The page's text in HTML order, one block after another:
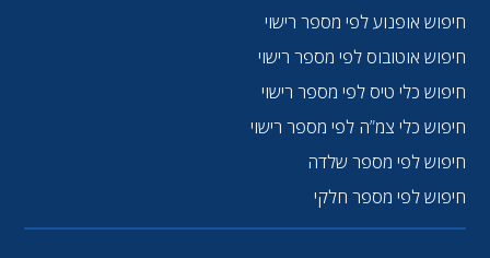
חיפוש אופנוע לפי מספר רישוי
חיפוש אוטובוס לפי מספר רישוי
חיפוש כלי טיס לפי מספר רישוי
חיפוש כלי צמ”ה לפי מספר רישוי
חיפוש לפי מספר שלדה
חיפוש לפי מספר חלקי